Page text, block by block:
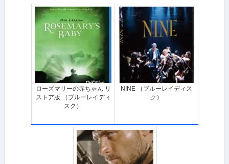
ローズマリーの赤ちゃん リ
ストア版 （ブルーレイディ
スク）
NINE （ブルーレイディス
ク）